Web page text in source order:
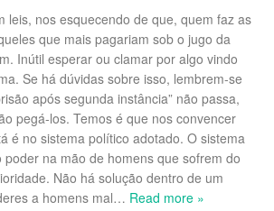
leis, nos esquecendo de que, quem faz as
que mais pagariam sob o jugo da
Inútil esperar ou clamar por algo vindo
Se há dúvidas sobre isso, lembrem-se
após segunda instância” não passa,
pegá-los. Temos é que nos convencer
é no sistema político adotado. O sistema
poder na mão de homens que sofrem do
Não há solução dentro de um
a homens mal… Read more »